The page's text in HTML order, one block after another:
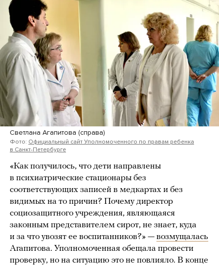
Светлана Агапитова (справа)
Фото: Официальный сайт Уполномоченного по правам ребенка
в Санкт-Петербурге
«Как получилось, что дети направлены
в психиатрические стационары без
соответствующих записей в медкартах и без
видимых на то причин? Почему директор
социозащитного учреждения, являющаяся
законным представителем сирот, не знает, куда
и за что увозят ее воспитанников?» — возмущалась
Агапитова. Уполномоченная обещала провести
проверку, но на ситуацию это не повлияло. В конце